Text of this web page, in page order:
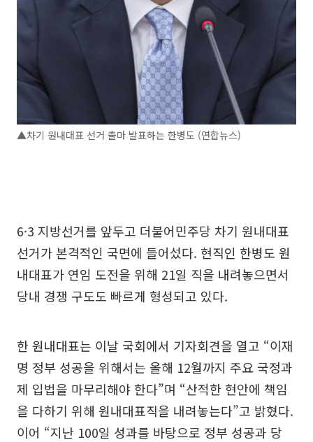
▲차기 원내대표 선거 출마 발표하는 한병도 (연합뉴스)
6·3 지방선거를 앞두고 더불어민주당 차기 원내대표
선거가 본격적인 국면에 들어섰다. 현직인 한병도 원
내대표가 연임 도전을 위해 21일 직을 내려놓으면서
당내 경쟁 구도도 빠르게 형성되고 있다.
한 원내대표는 이날 국회에서 기자회견을 열고 “이재
명 정부 성공을 위해서는 올해 12월까지 주요 국정과
제 입법을 마무리해야 한다”며 “산적한 현안에 책임
을 다하기 위해 원내대표직을 내려놓는다”고 밝혔다.
이어 “지난 100일 성과를 바탕으로 정부 성공과 당